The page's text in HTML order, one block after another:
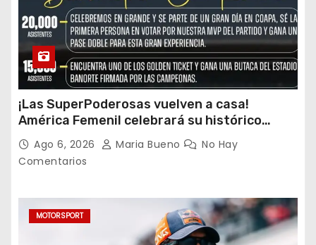
¡Las SuperPoderosas vuelven a casa!
América Femenil celebrará su histórico
triplete con una auténtica fiesta ante Cruz
Azul
Ago 6, 2026 Maria Bueno
No Hay
Comentarios
MOTORSPORT